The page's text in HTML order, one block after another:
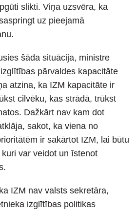
slikti. Viņa uzsvēra, ka
uz pieejamā
šāda situācija, ministre
pārvaldes kapacitāte
atzina, ka IZM kapacitāte ir
cilvēku, kas strādā, trūkst
Dažkārt nav kam dot
sakot, ka viena no
ir sakārtot IZM, lai būtu
var veidot un īstenot
IZM nav valsts sekretāra,
izglītības politikas